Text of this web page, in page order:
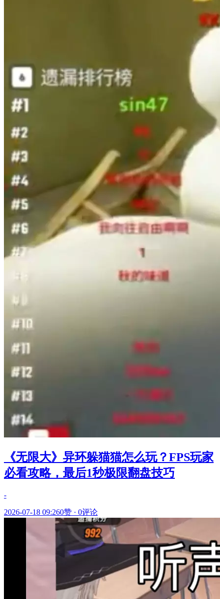
《无限大》异环躲猫猫怎么玩？FPS玩家
必看攻略，最后1秒极限翻盘技巧
-
2026-07-18 09:260赞 · 0评论